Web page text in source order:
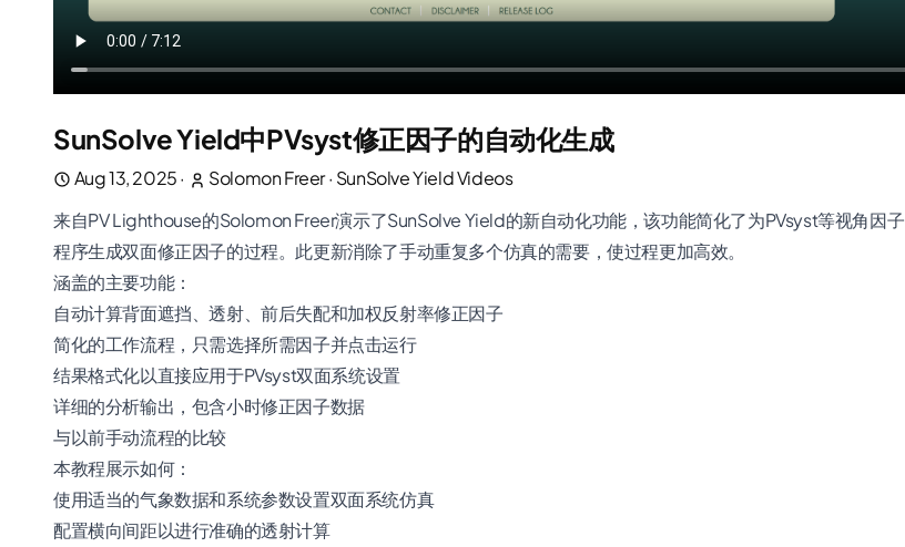
SunSolve Yield中PVsyst修正因子的自动化生成
Aug 13, 2025· Solomon Freer· SunSolve Yield Videos
来自PV Lighthouse的Solomon Freer演示了SunSolve Yield的新自动化功能，该功能简化了为PVsyst等视角因子
程序生成双面修正因子的过程。此更新消除了手动重复多个仿真的需要，使过程更加高效。
涵盖的主要功能：
自动计算背面遮挡、透射、前后失配和加权反射率修正因子
简化的工作流程，只需选择所需因子并点击运行
结果格式化以直接应用于PVsyst双面系统设置
详细的分析输出，包含小时修正因子数据
与以前手动流程的比较
本教程展示如何：
使用适当的气象数据和系统参数设置双面系统仿真
配置横向间距以进行准确的透射计算